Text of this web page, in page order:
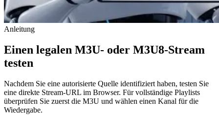
Anleitung
Einen legalen M3U- oder M3U8-Stream
testen
Nachdem Sie eine autorisierte Quelle identifiziert haben, testen Sie
eine direkte Stream-URL im Browser. Für vollständige Playlists
überprüfen Sie zuerst die M3U und wählen einen Kanal für die
Wiedergabe.